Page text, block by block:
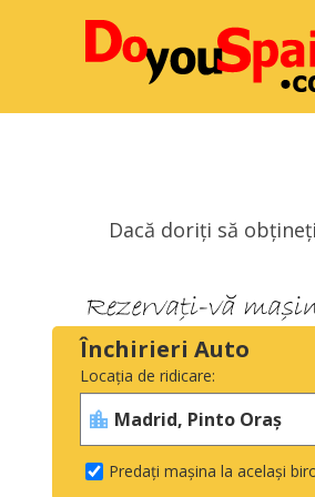
Dacă doriți să
Închirieri Auto
Locația de ridicare:
Predați mașina la același